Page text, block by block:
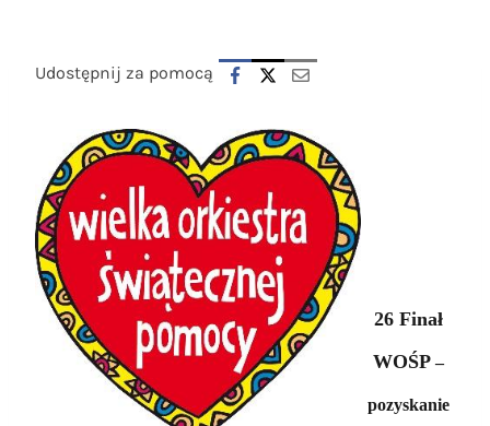
Udostępnij za pomocą
26 Finał
WOŚP–
pozyskanie